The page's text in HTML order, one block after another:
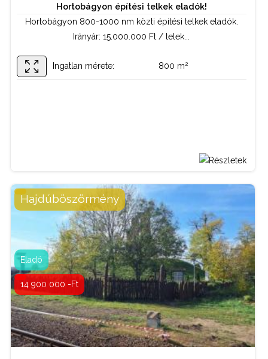
Hortobágyon építési telkek eladók!
Hortobágyon 800-1000 nm közti építési telkek eladók.
Irányár: 15.000.000 Ft / telek...
Ingatlan mérete: 800 m2
Hajdúböszörmény
14 900 000 -Ft
Eladó
Telek / termőföld
Kapcsolattartó:
Bordás István
06 70 884 49 44